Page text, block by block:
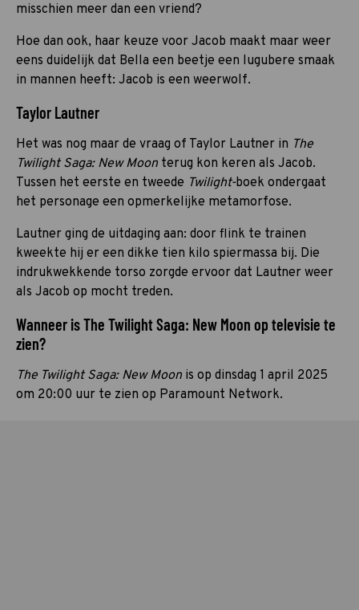
misschien meer dan een vriend?
Hoe dan ook, haar keuze voor Jacob maakt maar weer
eens duidelijk dat Bella een beetje een lugubere smaak
in mannen heeft: Jacob is een weerwolf.
Taylor Lautner
Het was nog maar de vraag of Taylor Lautner in The
Twilight Saga: New Moon terug kon keren als Jacob.
Tussen het eerste en tweede Twilight-boek ondergaat
het personage een opmerkelijke metamorfose.
Lautner ging de uitdaging aan: door flink te trainen
kweekte hij er een dikke tien kilo spiermassa bij. Die
indrukwekkende torso zorgde ervoor dat Lautner weer
als Jacob op mocht treden.
Wanneer is The Twilight Saga: New Moon op televisie te
zien?
The Twilight Saga: New Moon is op dinsdag 1 april 2025
om 20:00 uur te zien op Paramount Network.